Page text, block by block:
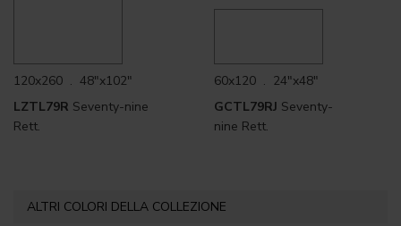
120x260 . 48"x102"
LZTL79R Seventy-nine
Rett.
60x120 . 24"x48"
GCTL79RJ Seventy-
nine Rett.
ALTRI COLORI DELLA COLLEZIONE